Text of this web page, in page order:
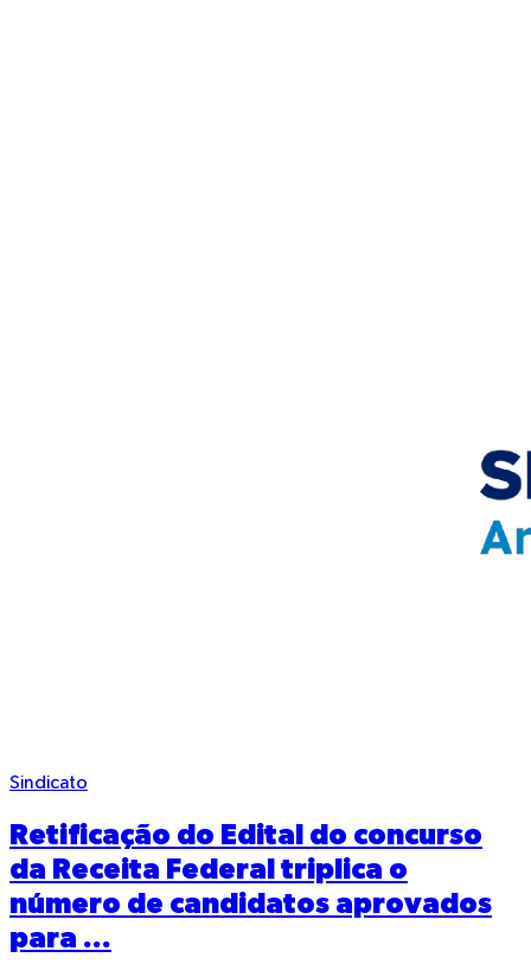
Sindicato
Retificação do Edital do concurso
da Receita Federal triplica o
número de candidatos aprovados
para ...